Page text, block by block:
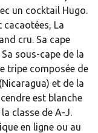
un cocktail Hugo.
cacaotées, La
cru. Sa cape
sous-cape de la
tripe composée de
et de la
est blanche
classe de A-J.
en ligne ou au